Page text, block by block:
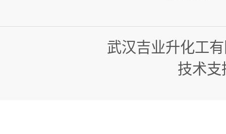
武汉吉业升化工
技术